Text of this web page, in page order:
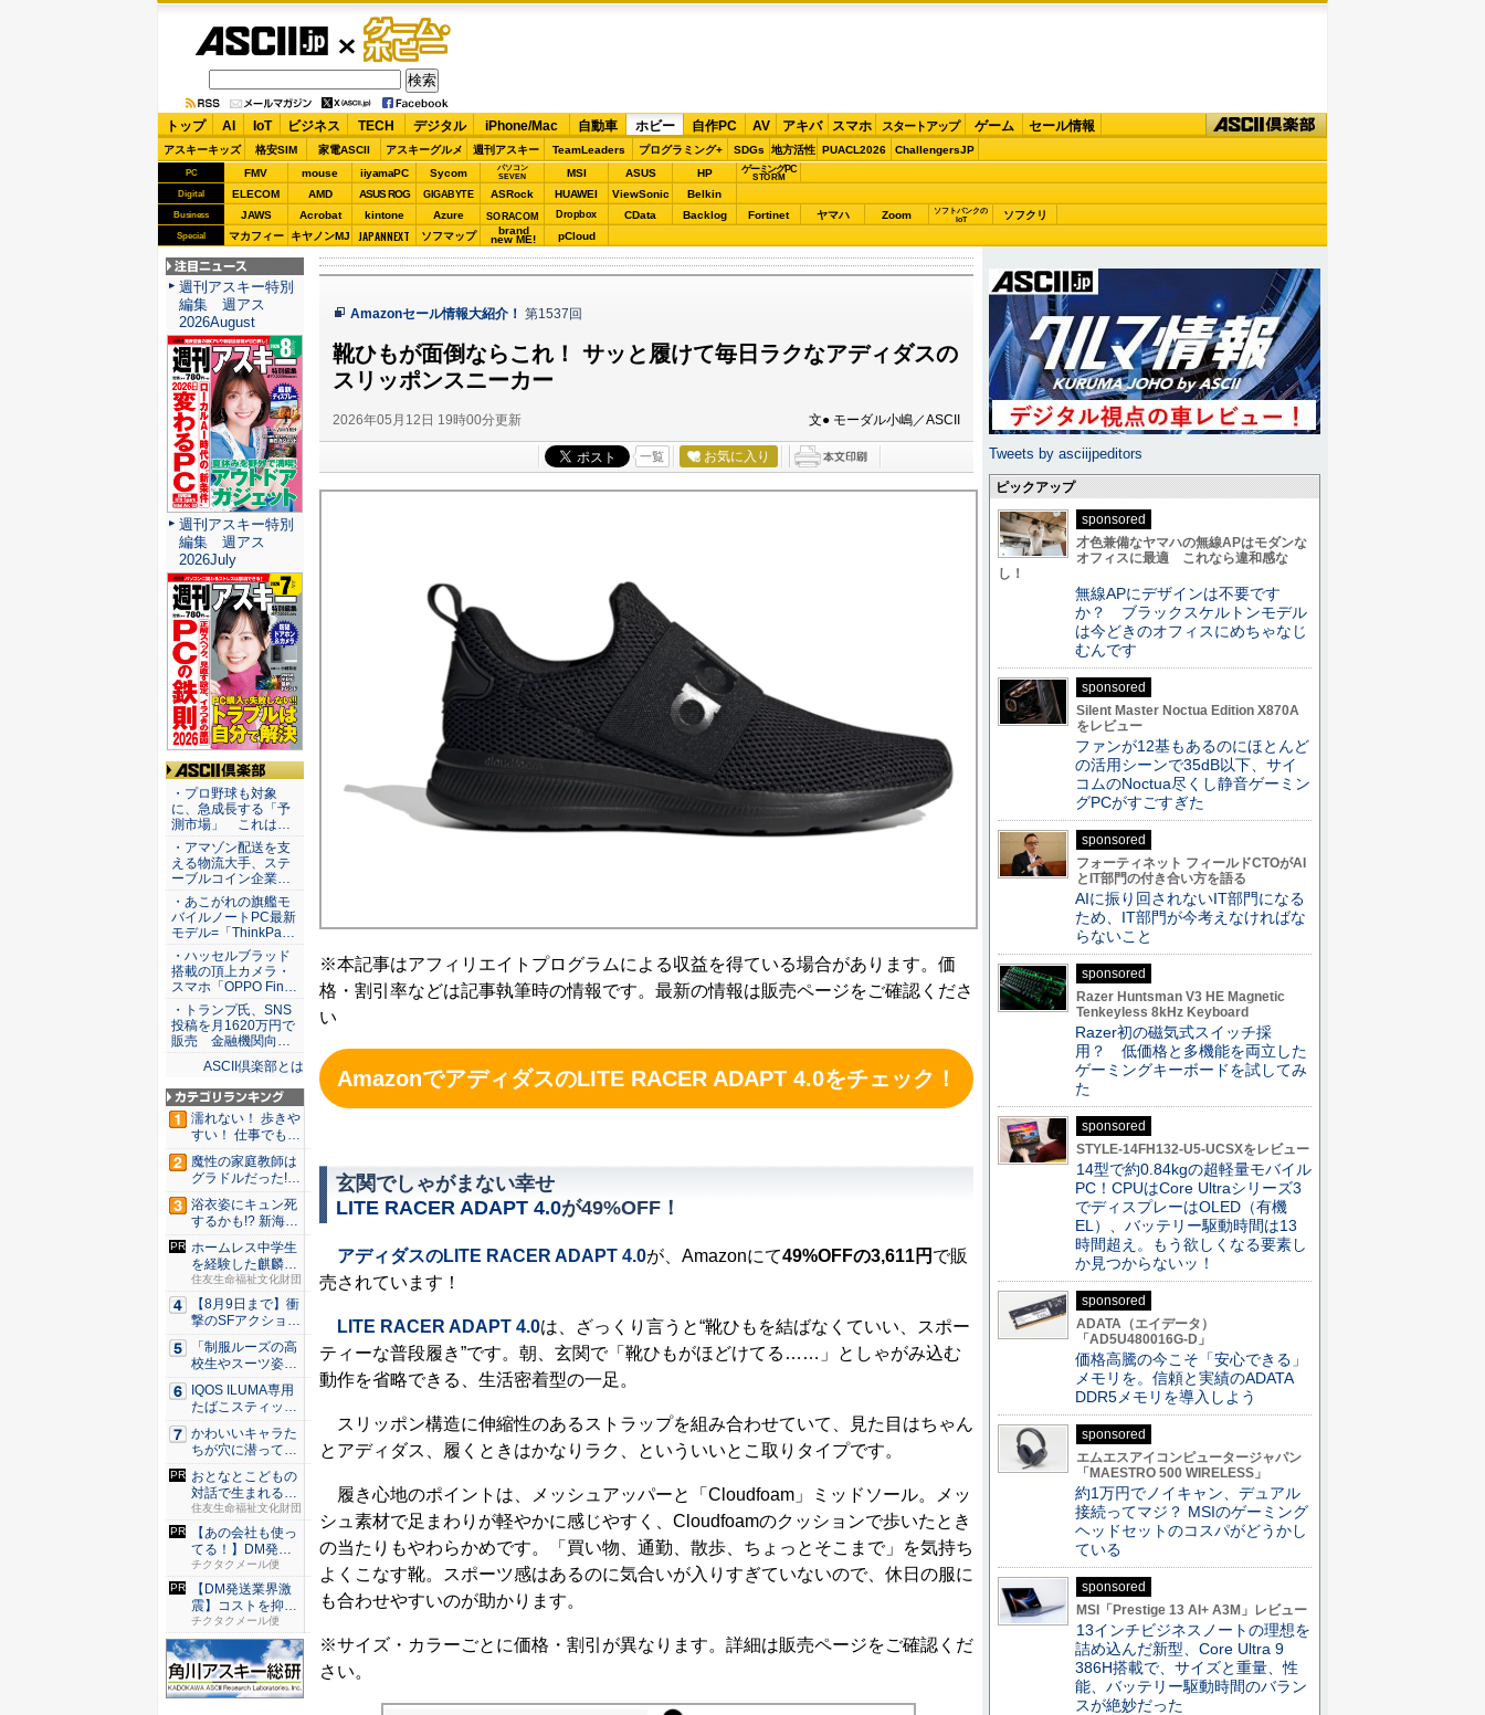
ゲーム・
ホビー
トップ AI IoT ビジネス TECH デジタル iPhone/Mac 自動車 ホビー 自作PC AV アキバ スマホ スタートアップ ゲーム セール情報
アスキーキッズ 格安SIM 家電ASCII アスキーグルメ 週刊アスキー TeamLeaders プログラミング+ SDGs 地方活性 PUACL2026 ChallengersJP
PC FMV mouse iiyamaPC Sycom
パソコン
SEVEN
MSI ASUS HP ゲーミングPC
STORM
Digital ELECOM AMD ASUS ROG GIGABYTE ASRock HUAWEI ViewSonic Belkin
Business JAWS Acrobat kintone Azure SORACOM Dropbox CData Backlog Fortinet ヤマハ Zoom
ソフトバンクの
IoT
ソフクリ
Special マカフィー キヤノンMJ JAPANNEXT ソフマップ brand
new ME! pCloud
Amazonセール情報大紹介！ 第1537回
靴ひもが面倒ならこれ！ サッと履けて毎日ラクなアディダスの
スリッポンスニーカー
2026年05月12日 19時00分更新 文● モーダル小嶋／ASCII
一覧 お気に入り
※本記事はアフィリエイトプログラムによる収益を得ている場合があります。価
格・割引率などは記事執筆時の情報です。最新の情報は販売ページをご確認くださ
い
AmazonでアディダスのLITE RACER ADAPT 4.0をチェック！
玄関でしゃがまない幸せ
LITE RACER ADAPT 4.0が49%OFF！
アディダスのLITE RACER ADAPT 4.0が、Amazonにて49%OFFの3,611円 で販
売されています！
LITE RACER ADAPT 4.0は、ざっくり言うと“靴ひもを結ばなくていい、スポー
ティーな普段履き”です。朝、玄関で「靴ひもがほどけてる……」としゃがみ込む
動作を省略できる、生活密着型の一足。
スリッポン構造に伸縮性のあるストラップを組み合わせていて、見た目はちゃん
とアディダス、履くときはかなりラク、といういいとこ取りタイプです。
履き心地のポイントは、メッシュアッパーと「Cloudfoam」ミッドソール。メッ
シュ素材で足まわりが軽やかに感じやすく、Cloudfoamのクッションで歩いたとき
の当たりもやわらかめです。「買い物、通勤、散歩、ちょっとそこまで」を気持ち
よくこなす靴。スポーツ感はあるのに気合いが入りすぎていないので、休日の服に
も合わせやすいのが助かります。
※サイズ・カラーごとに価格・割引が異なります。詳細は販売ページをご確認くだ
さい。
注目ニュース
週刊アスキー特別
編集 週アス
2026August
週刊アスキー特別
編集 週アス
2026July
ASCII倶楽部
・プロ野球も対象
に、急成長する「予
測市場」 これは…
・アマゾン配送を支
える物流大手、ステ
ーブルコイン企業…
・あこがれの旗艦モ
バイルノートPC最新
モデル=「ThinkPa…
・ハッセルブラッド
搭載の頂上カメラ・
スマホ「OPPO Fin…
・トランプ氏、SNS
投稿を月1620万円で
販売 金融機関向…
ASCII倶楽部とは
濡れない！ 歩きや
すい！ 仕事でも履
ける...
魔性の家庭教師は
グラドルだった!?
村雨...
浴衣姿にキュン死
するかも!? 新海ま
きが...
ホームレス中学生
を経験した麒麟・
田村さん...
住友生命福祉文化財団
【8月9日まで】衝
撃のSFアクション
『G...
「制服ルーズの高
校生やスーツ姿の
OLを演...
IQOS ILUMA専用
たばこスティッ
ク...
かわいいキャラた
ちが穴に潜ってひ
どい目に...
おとなとこどもの
対話で生まれる、
「個」を...
住友生命福祉文化財団
【あの会社も使っ
てる！】DM発送
なら絶対...
チクタクメール便
【DM発送業界激
震】コストを抑え
た配達な...
チクタクメール便
Tweets by asciijpeditors
ピックアップ
sponsored
才色兼備なヤマハの無線APはモダンな
オフィスに最適 これなら違和感な
し！
無線APにデザインは不要です
か？ ブラックスケルトンモデル
は今どきのオフィスにめちゃなじ
むんです
sponsored
Silent Master Noctua Edition X870A
をレビュー
ファンが12基もあるのにほとんど
の活用シーンで35dB以下、サイ
コムのNoctua尽くし静音ゲーミン
グPCがすごすぎた
sponsored
フォーティネット フィールドCTOがAI
とIT部門の付き合い方を語る
AIに振り回されないIT部門になる
ため、IT部門が今考えなければな
らないこと
sponsored
Razer Huntsman V3 HE Magnetic
Tenkeyless 8kHz Keyboard
Razer初の磁気式スイッチ採
用？ 低価格と多機能を両立した
ゲーミングキーボードを試してみ
た
sponsored
STYLE-14FH132-U5-UCSXをレビュー
14型で約0.84kgの超軽量モバイル
PC！CPUはCore Ultraシリーズ3
でディスプレーはOLED（有機
EL）、バッテリー駆動時間は13
時間超え。もう欲しくなる要素し
か見つからないッ！
sponsored
ADATA（エイデータ）
「AD5U480016G-D」
価格高騰の今こそ「安心できる」
メモリを。信頼と実績のADATA
DDR5メモリを導入しよう
sponsored
エムエスアイコンピュータージャパン
「MAESTRO 500 WIRELESS」
約1万円でノイキャン、デュアル
接続ってマジ？ MSIのゲーミング
ヘッドセットのコスパがどうかし
ている
sponsored
MSI「Prestige 13 AI+ A3M」レビュー
13インチビジネスノートの理想を
詰め込んだ新型、Core Ultra 9
386H搭載で、サイズと重量、性
能、バッテリー駆動時間のバラン
スが絶妙だった